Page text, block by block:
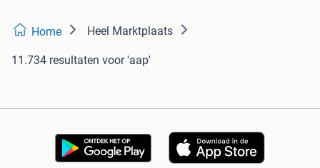
Home Heel Marktplaats
11.734 resultaten voor 'aap'